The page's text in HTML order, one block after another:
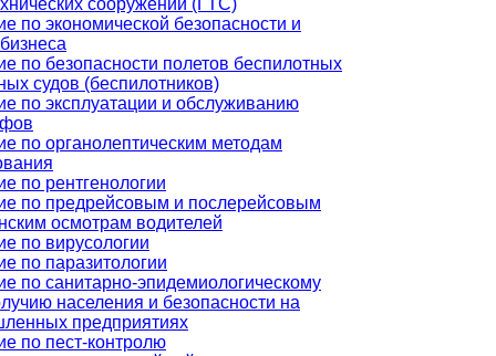
по экономической безопасности и
по безопасности полетов беспилотных
судов (беспилотников)
по эксплуатации и обслуживанию
по органолептическим методам
по рентгенологии
по предрейсовым и послерейсовым
осмотрам водителей
по вирусологии
по паразитологии
по санитарно-эпидемиологическому
населения и безопасности на
предприятиях
по пест-контролю